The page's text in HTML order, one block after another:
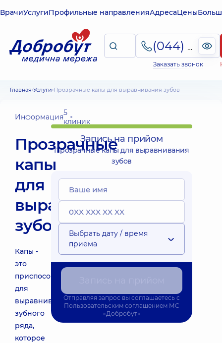
ВрачиУслугиПрофильные направленияАдресаЦены
(044) 495-2-888
Заказать звонок
Главная Услуги Прозрачные капы для выравнивания зубов
Информация5
клиник
Прозрачные
капы
для
выравнивания
зубов
Капы -
это
приспособление
для
выравнивания
зубного
ряда,
которое
Запись на прийом
Прозрачные капы для выравнивания
зубов
Выбрать дату / время
приема
Отправляя запрос вы соглашаетесь с
Пользовательским соглашением МС
«Добробут»